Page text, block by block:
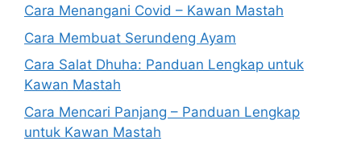
Cara Menangani Covid – Kawan Mastah
Cara Membuat Serundeng Ayam
Cara Salat Dhuha: Panduan Lengkap untuk
Kawan Mastah
Cara Mencari Panjang – Panduan Lengkap
untuk Kawan Mastah